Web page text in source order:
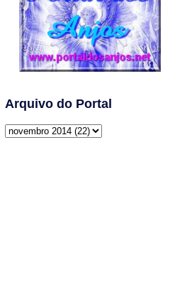
Arquivo do Portal